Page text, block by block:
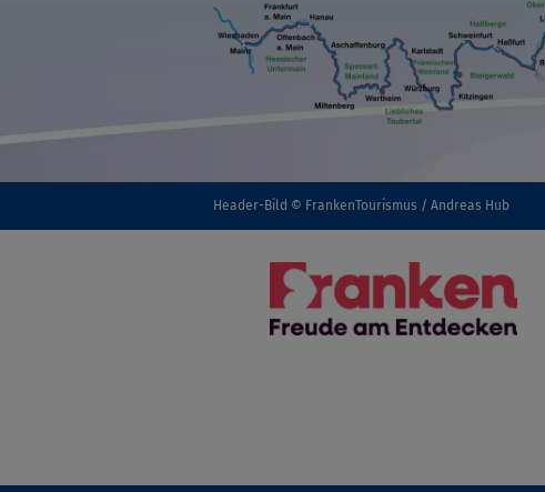
Header-Bild © FrankenTourismus / Andreas Hub